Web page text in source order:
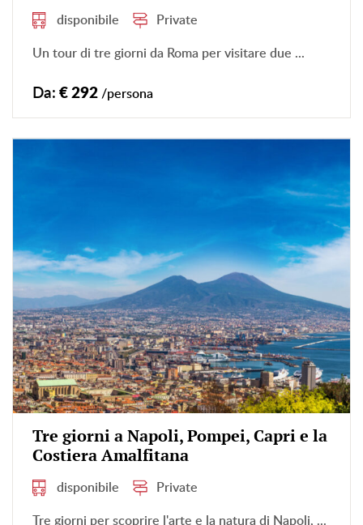
disponibile Private
Un tour di tre giorni da Roma per visitare due ...
Da: € 292 /persona
Tre giorni a Napoli, Pompei, Capri e la
Costiera Amalfitana
disponibile Private
Tre giorni per scoprire l'arte e la natura di Napoli, ...